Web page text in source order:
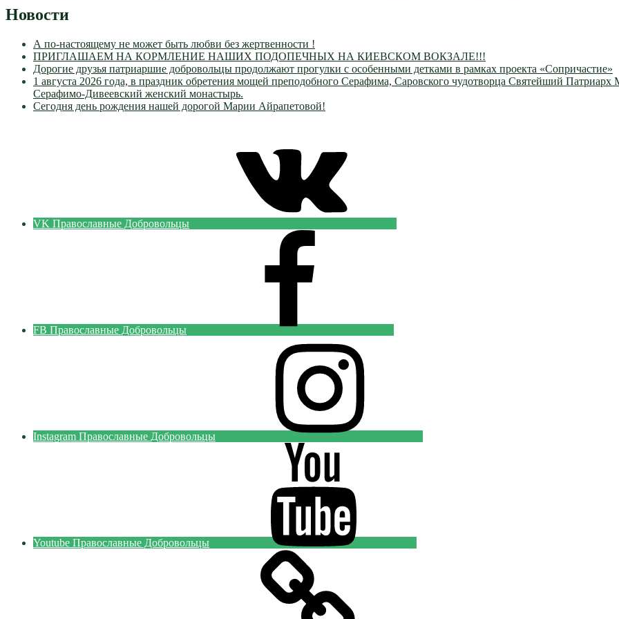
Новости
А по-настоящему не может быть любви без жертвенности !
ПРИГЛАШАЕМ НА КОРМЛЕНИЕ НАШИХ ПОДОПЕЧНЫХ НА КИЕВСКОМ ВОКЗАЛЕ!!!
Дорогие друзья патриаршие добровольцы продолжают прогулки с особенными детками в рамках проекта «Сопричастие»
1 августа 2026 года, в праздник обретения мощей преподобного Серафима, Саровского чудотворца Святейший
Серафимо-Дивеевский женский монастырь.
Сегодня день рождения нашей дорогой Марии Айрапетовой!
VK Православные Добровольцы
FB Православные Добровольцы
Instagram Православные Добровольцы
Youtube Православные Добровольцы